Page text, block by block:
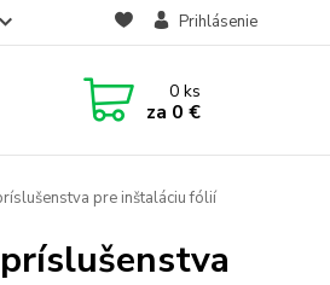
Prihlásenie
0ks
za 0 €
pre inštaláciu fólií